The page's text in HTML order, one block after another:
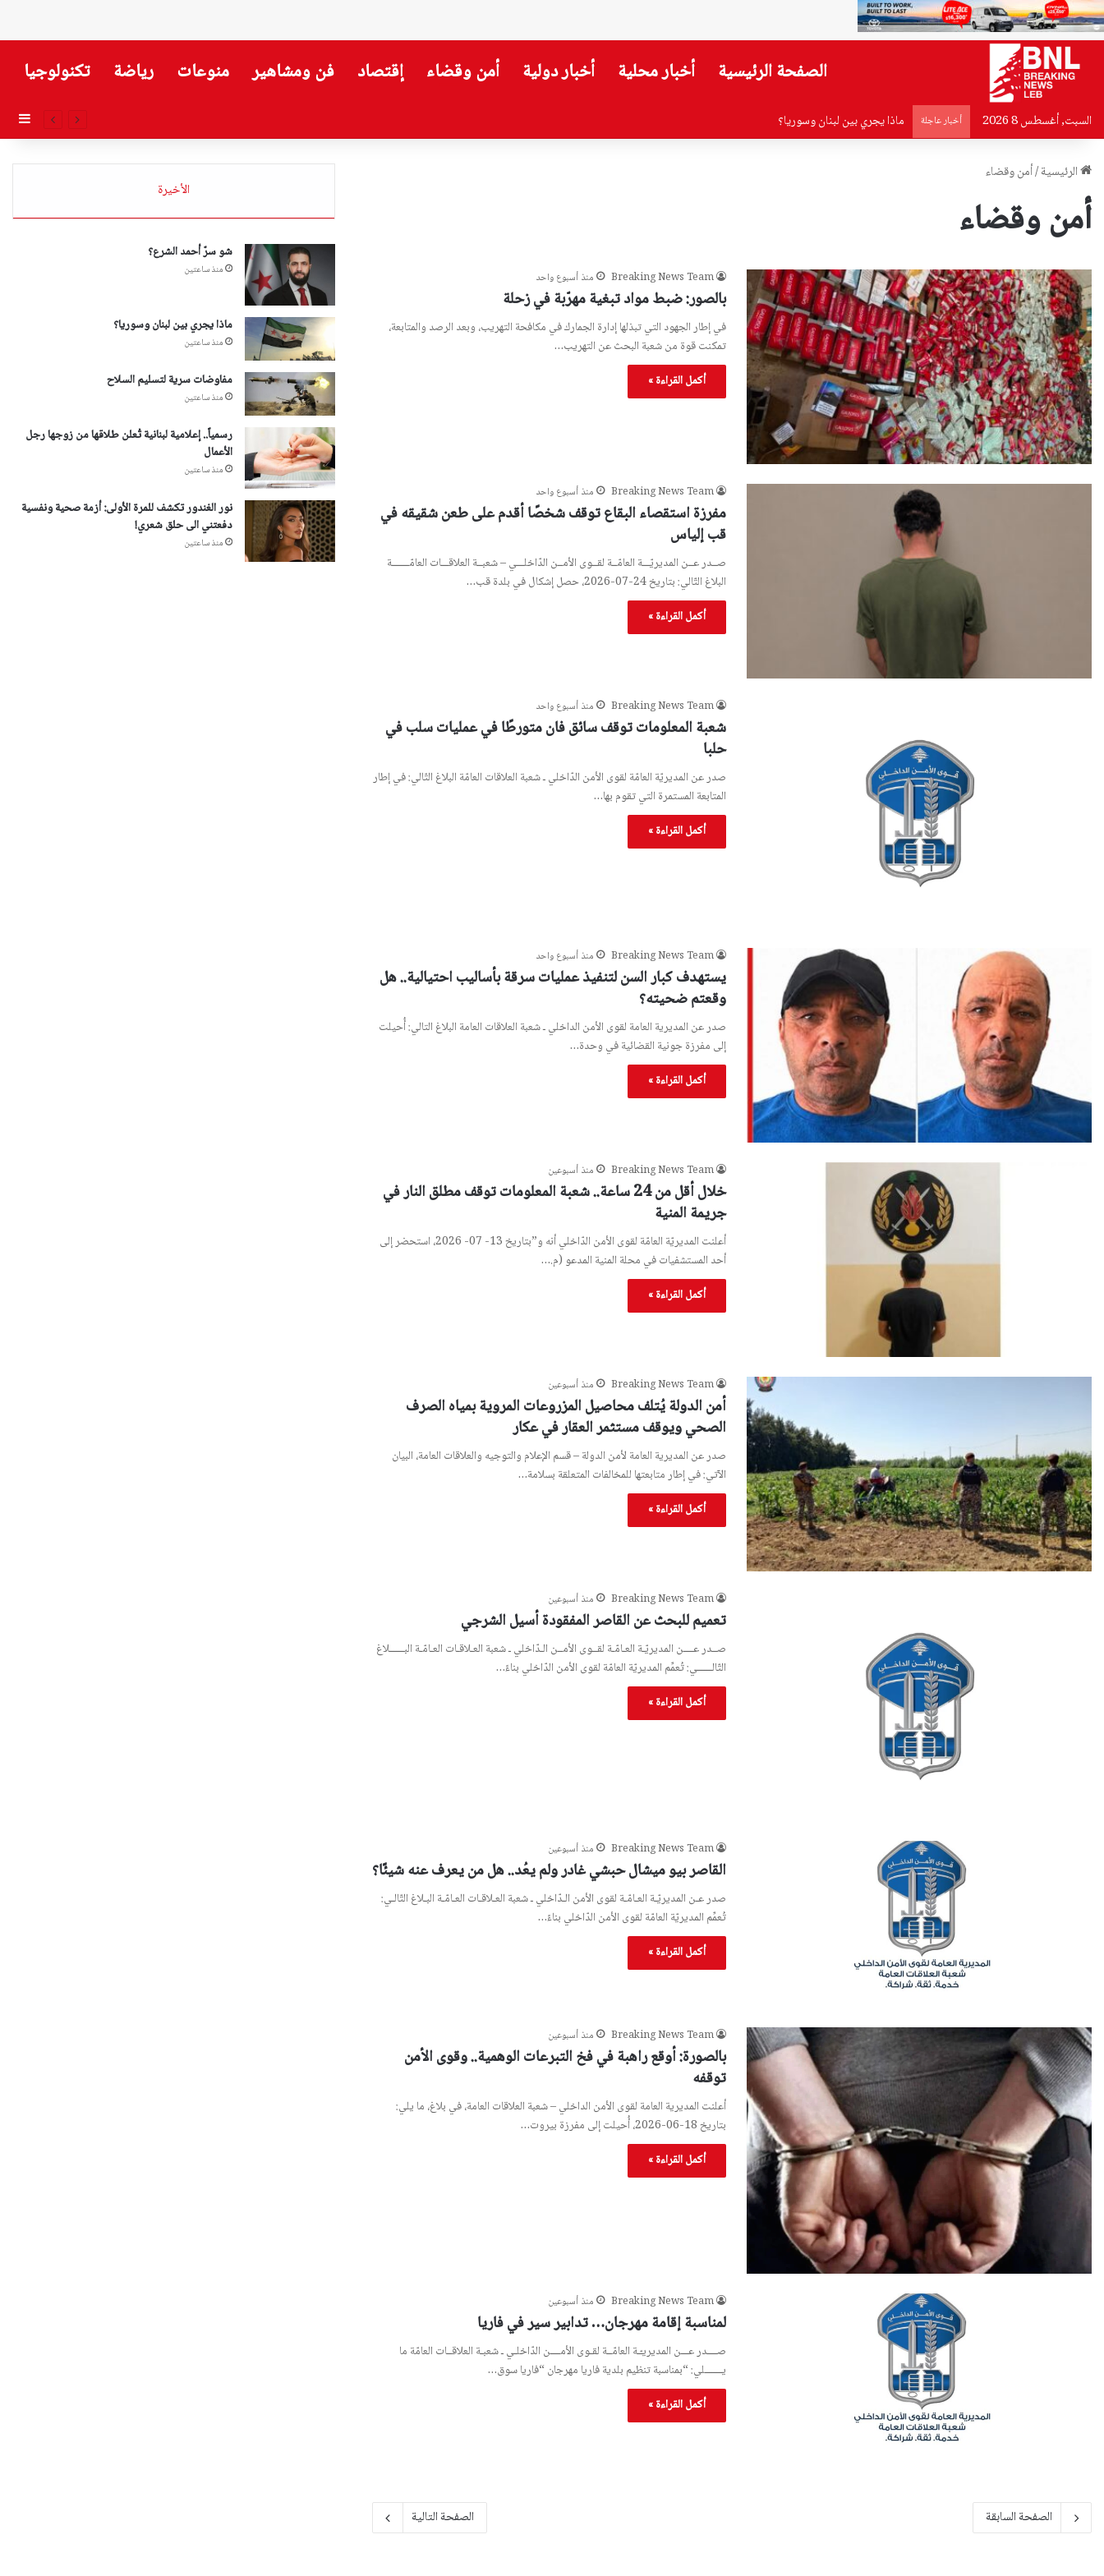
الصفحة الرئيسية أخبار محلية أخبار دولية أمن وقضاء إقتصاد فن ومشاهير منوعات رياضة تكنولوجيا
السبت, أغسطس 8 2026 أخبار عاجلة ماذا يجري بين لبنان وسوريا؟
الرئيسية/أمن وقضاء
أمن وقضاء
Breaking News Team منذ أسبوع واحد
بالصور: ضبط مواد تبغية مهرّبة في زحلة
في إطار الجهود التي تبذلها إدارة الجمارك في مكافحة التهريب، وبعد الرصد والمتابعة،
تمكنت قوة من شعبة البحث عن التهريب…
أكمل القراءة »
Breaking News Team منذ أسبوع واحد
مفرزة استقصاء البقاع توقف شخصًا أقدم على طعن شقيقه في
قب إلياس
صــدر عــن المديريّـــة العامّــة لقــوى الأمــن الدّاخلـــي – شعبــة العلاقـــات العامّـــــــة
البلاغ التّالي: بتاريخ 24-07-2026، حصل إشكال في بلدة قب…
أكمل القراءة »
Breaking News Team منذ أسبوع واحد
شعبة المعلومات توقف سائق فان متورطًا في عمليات سلب في
حلبا
صدر عن المديريّة العامّة لقوى الأمن الدّاخلي ـ شعبة العلاقات العامّة البلاغ التّالي: في إطار
المتابعة المستمرة التي تقوم بها…
أكمل القراءة »
Breaking News Team منذ أسبوع واحد
يستهدف كبار السن لتنفيذ عمليات سرقة بأساليب احتيالية.. هل
وقعتم ضحيته؟
صدر عن المديرية العامة لقوى الأمن الداخلي ـ شعبة العلاقات العامة البلاغ التالي: أُحيلت
إلى مفرزة جونية القضائية في وحدة…
أكمل القراءة »
Breaking News Team منذ أسبوعين
خلال أقل من 24 ساعة.. شعبة المعلومات توقف مطلق النار في
جريمة المنية
أعلنت المديريّة العامّة لقوى الأمن الدّاخلي أنه و”بتاريخ 13- 07- 2026، استحضر إلى
أحد المستشفيات في محلة المنية المدعو (م.…
أكمل القراءة »
Breaking News Team منذ أسبوعين
أمن الدولة يُتلف محاصيل المزروعات المروية بمياه الصرف
الصحي ويوقف مستثمر العقار في عكار
صدر عن المديرية العامة لأمن الدولة – قسم الإعلام والتوجيه والعلاقات العامة، البيان
الآتي: في إطار متابعتها للمخالفات المتعلقة بسلامة…
أكمل القراءة »
Breaking News Team منذ أسبوعين
تعميم للبحث عن القاصر المفقودة أسيل الشرجي
صــدر عــــن المديريّـة العـامّـة لقــوى الأمــن الـدّاخلي ـ شعبة العـلاقـات العـامّـة البــــــلاغ
التّالــــــي: تُعمِّم المديريّة العامّة لقوى الأمن الدّاخلي بناءً…
أكمل القراءة »
Breaking News Team منذ أسبوعين
القاصر بيو ميشال حبشي غادر ولم يعُد.. هل من يعرف عنه شيئًا؟
صدر عـن المديريّـة العـامّـة لقوى الأمن الـدّاخلي ـ شعبة العـلاقـات العـامّـة البـلاغ التّالـي:
تُعمِّم المديريّة العامّة لقوى الأمن الدّاخلي بناءً…
أكمل القراءة »
Breaking News Team منذ أسبوعين
بالصورة: أوقع راهبة في فخ التبرعات الوهمية.. وقوى الأمن
توقفه
أعلنت المديرية العامة لقوى الأمن الداخلي – شعبة العلاقات العامة، في بلاغ، ما يلي:
بتاريخ 18-06-2026، أُحيلت إلى مفرزة بيروت…
أكمل القراءة »
Breaking News Team منذ أسبوعين
لمناسبة إقامة مهرجان… تدابير سير في فاريا
صــــدر عـــن المديريـّـة العامّــة لقـوى الأمــــن الدّاخلـي ـ شعبـة العلاقــات العامّة ما
يـــــــلي: “بمناسبة تنظيم بلدية فاريا مهرجان “فاريا سوق…
أكمل القراءة »
الصفحة السابقة الصفحة التالية
الأخيرة
شو سرّ أحمد الشرع؟
منذ ساعتين
ماذا يجري بين لبنان وسوريا؟
منذ ساعتين
مفاوضات سرية لتسليم السلاح
منذ ساعتين
رسمياً.. إعلامية لبنانية تُعلن طلاقها من زوجها رجل
الأعمال
منذ ساعتين
نور الغندور تكشف للمرة الأولى: أزمة صحية ونفسية
دفعتني الى حلق شعري!
منذ ساعتين